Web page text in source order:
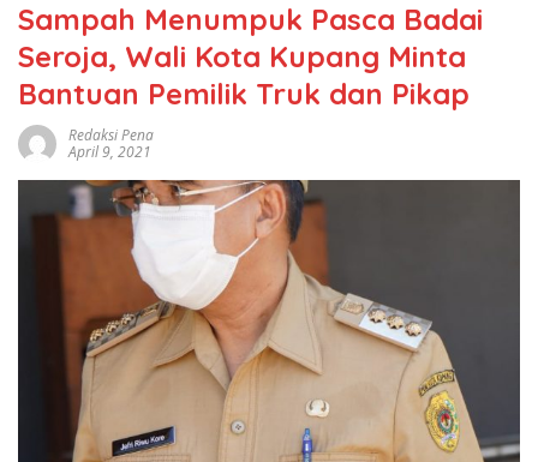
Sampah Menumpuk Pasca Badai
Seroja, Wali Kota Kupang Minta
Bantuan Pemilik Truk dan Pikap
Redaksi Pena
April 9, 2021